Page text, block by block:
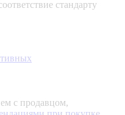
стандарту
с продавцом,